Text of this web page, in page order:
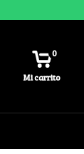
Mi carrito
0